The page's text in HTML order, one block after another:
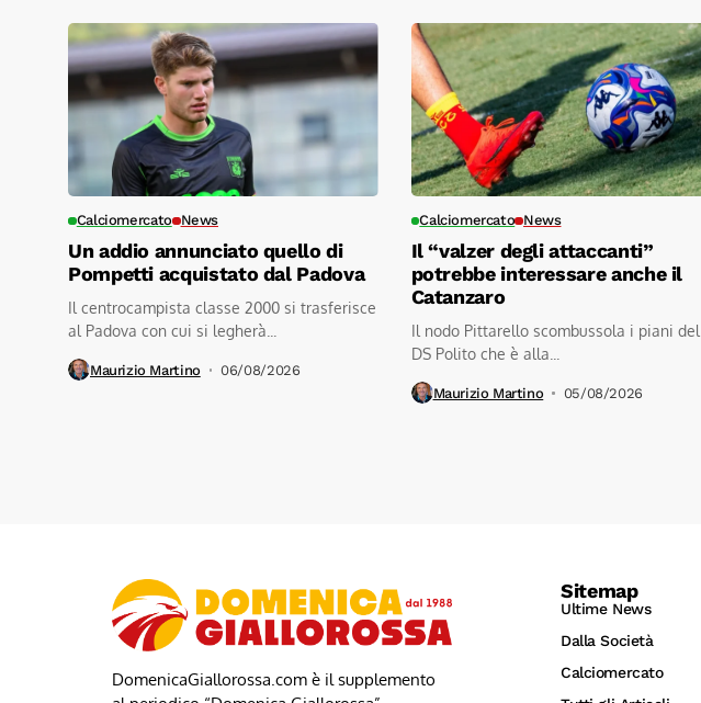
Calciomercato News
Un addio annunciato quello di
Pompetti acquistato dal Padova
Il centrocampista classe 2000 si trasferisce
al Padova con cui si legherà...
Maurizio Martino 06/08/2026
Calciomercato News
Il “valzer degli attaccanti”
potrebbe interessare anche il
Catanzaro
Il nodo Pittarello scombussola i piani del
DS Polito che è alla...
Maurizio Martino 05/08/2026
DomenicaGiallorossa.com è il supplemento
Sitemap
Ultime News
Dalla Società
Calciomercato